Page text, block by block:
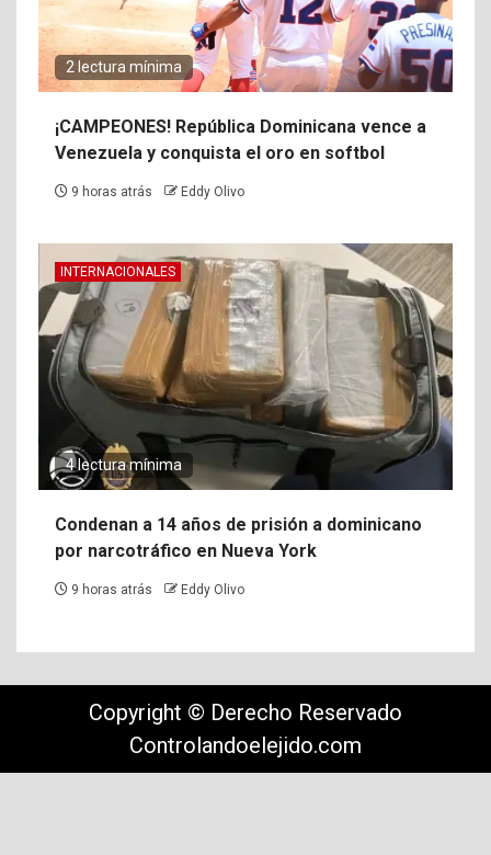
2 lectura mínima
¡CAMPEONES! República Dominicana vence a
Venezuela y conquista el oro en softbol
9 horas atrás Eddy Olivo
INTERNACIONALES
4 lectura mínima
Condenan a 14 años de prisión a dominicano
por narcotráfico en Nueva York
9 horas atrás Eddy Olivo
Copyright © Derecho Reservado
Controlandoelejido.com